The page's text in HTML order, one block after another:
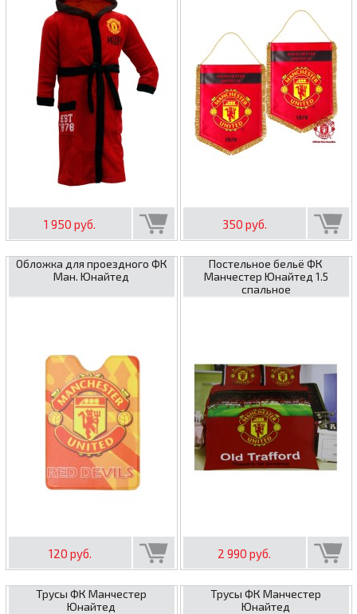
1 950 руб. 350 руб.
Обложка для проездного ФК
Ман. Юнайтед
120 руб.
Постельное бельё ФК
Манчестер Юнайтед 1.5
спальное
2 990 руб.
Трусы ФК Манчестер
Юнайтед
Трусы ФК Манчестер
Юнайтед